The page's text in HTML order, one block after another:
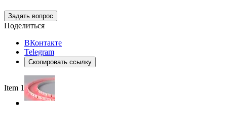
Задать вопрос
Поделиться
ВКонтакте
Telegram
Скопировать ссылку
Item 1 of 5